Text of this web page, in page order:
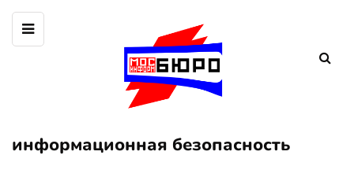
информационная безопасность